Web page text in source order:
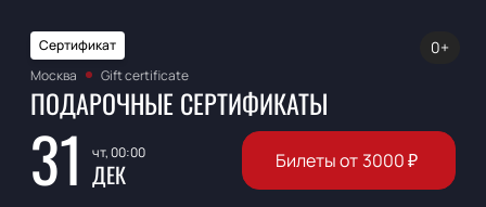
Сертификат
Москва
Gift certificate
ПОДАРОЧНЫЕ СЕРТИФИКАТЫ
31 чт, 00:00
ДЕК
0+
Билеты от 3000₽